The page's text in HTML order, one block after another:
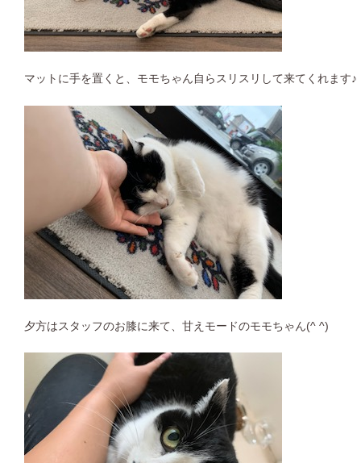
マットに手を置くと、モモちゃん自らスリスリして来てくれます♪
夕方はスタッフのお膝に来て、甘えモードのモモちゃん(^ ^)